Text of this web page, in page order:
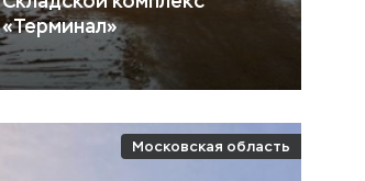
«Терминал»
Московская область